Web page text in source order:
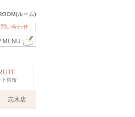
ルーム)
問い合わせ
MENU
志木店